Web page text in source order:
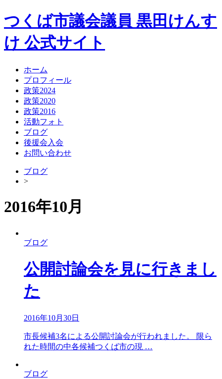
つくば市議会議員 黒田けんす
け 公式サイト
ホーム
プロフィール
政策2024
政策2020
政策2016
活動フォト
ブログ
後援会入会
お問い合わせ
ブログ
>
2016年10月
ブログ
公開討論会を見に行きまし
た
2016年10月30日
市長候補3名による公開討論会が行われました。 限ら
れた時間の中各候補つくば市の現 …
ブログ